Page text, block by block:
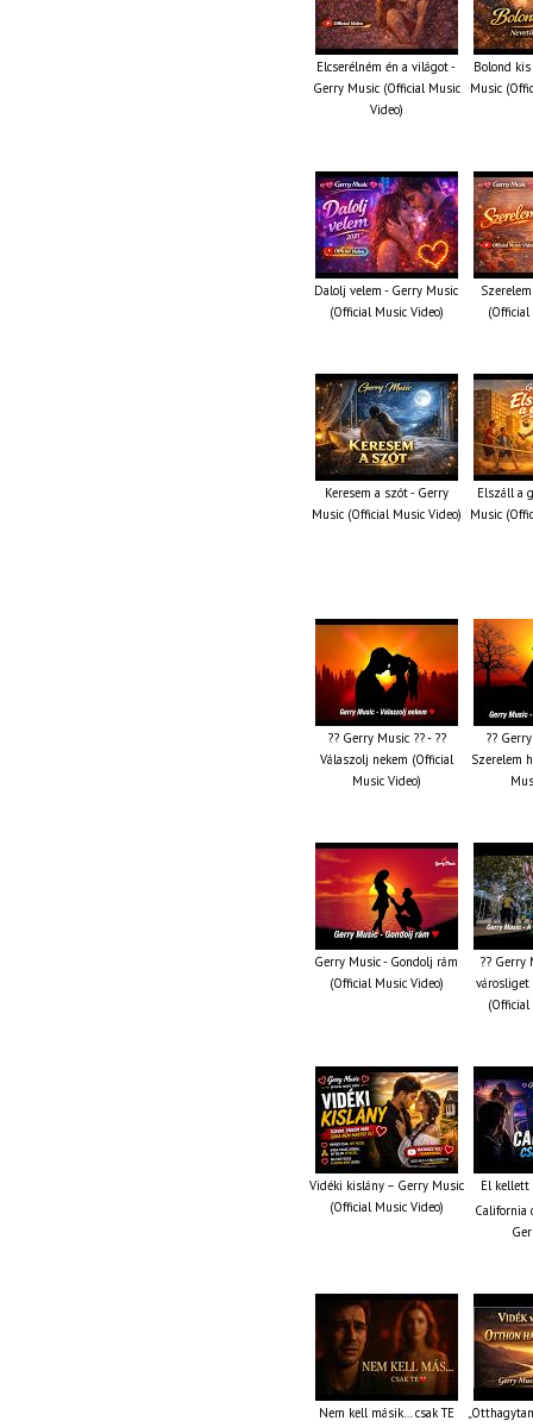
Elcserélném én a világot -
Gerry Music (Official Music
Video)
Bolond
Music
Dalolj velem - Gerry Music
(Official Music Video)
(Official
Keresem a szót - Gerry
Music (Official Music Video)
Elszáll a
Music
?? Gerry Music ?? - ??
Válaszolj nekem (Official
Music Video)
??
Szerelem
Gerry Music - Gondolj rám
(Official Music Video)
?? Gerry
városliget
(Official
Vidéki kislány – Gerry Music
(Official Music Video)
El
California
Nem kell másik… csak TE